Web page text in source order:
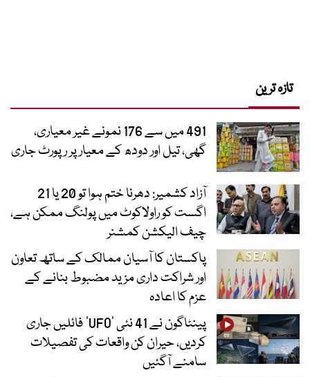
تازہ ترین
491 میں سے 176 نمونے غیر معیاری،
گھی، تیل اور دودھ کے معیار پر رپورٹ جاری
آزاد کشمیر: دھرنا ختم ہوا تو 20 یا 21
اگست کو راولاکوٹ میں پولنگ ممکن ہے،
چیف الیکشن کمشنر
پاکستان کا آسیان ممالک کے ساتھ تعاون
اور شراکت داری مزید مضبوط بنانے کے
عزم کا اعادہ
پینٹاگون نے 41 نئی ’UFO‘ فائلیں جاری
کردیں، حیران کن واقعات کی تفصیلات
سامنے آگئیں